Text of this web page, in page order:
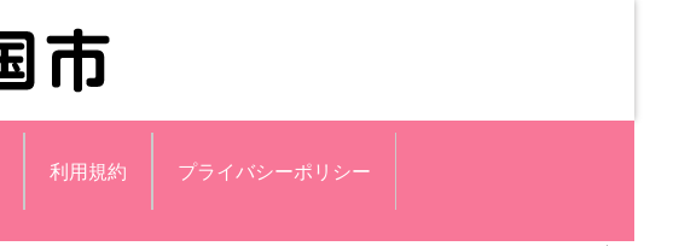
利用規約 プライバシーポリシー